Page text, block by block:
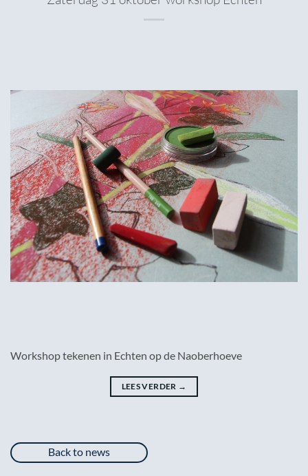
Workshop tekenen in Echten op de Naoberhoeve
LEES VERDER →
Back to news